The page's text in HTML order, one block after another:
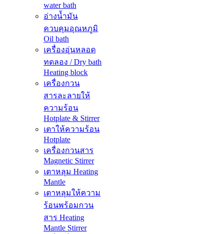
water bath
อ่างน้ำมัน
ควบคุมอุณหภูมิ
Oil bath
เครื่องอุ่นหลอด
ทดลอง / Dry bath
Heating block
เครื่องกวน
สารละลายให้
ความร้อน
Hotplate & Stirrer
เตาให้ความร้อน
Hotplate
เครื่องกวนสาร
Magnetic Stirrer
เตาหลุม Heating
Mantle
เตาหลุมให้ความ
ร้อนพร้อมกวน
สาร Heating
Mantle Stirrer